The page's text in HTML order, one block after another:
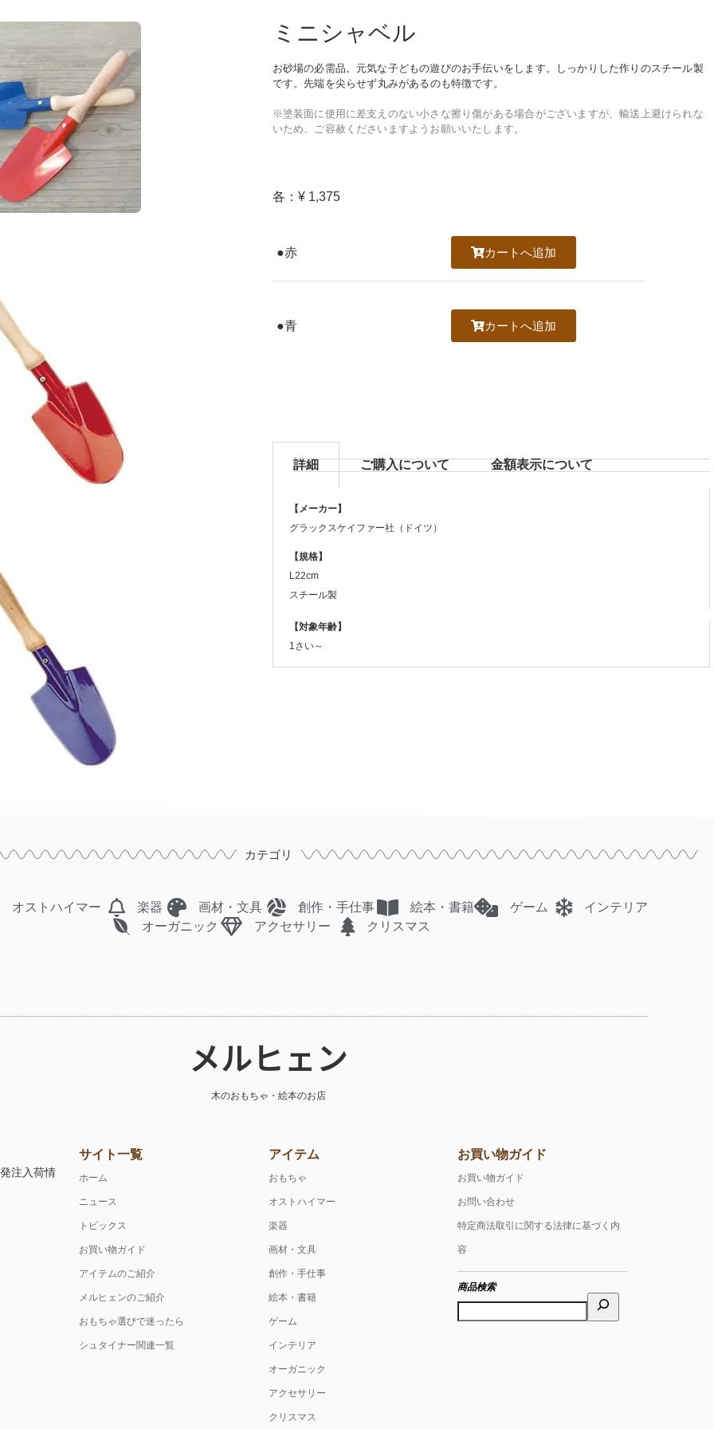
ミニシャベル
お砂場の必需品。元気な子どもの遊びのお手伝いをします。
しっかりした作りのスチール製
です。先端を尖らせず丸みがあるのも特徴です。
※塗装面に使用に差支えのない小さな擦り傷がある場合がございますが、輸送上避けられな
いため、ご容赦くださいますようお願いいたします。
各：¥ 1,375
●赤 カートへ追加
●青 カートへ追加
詳細 ご購入について ⾦額表⽰について
【メーカー】
グラックスケイファー社（ドイツ）
【規格】
L22cm
スチール製
【対象年齢】
1さい～
カテゴリ
オストハイマー 楽器 画材・文具 創作・手仕事 絵本・書籍 ゲーム
インテリア
オーガニック
アクセサリー クリスマス
メルヒェン
木のおもちゃ・絵本のお店
注入荷情
サイト一覧
ホーム
ニュース
トピックス
お買い物ガイド
アイテムのご紹介
メルヒェンのご紹介
おもちゃ選びで迷ったら
シュタイナー関連一覧
アイテム
おもちゃ
オストハイマー
楽器
画材・文具
創作・手仕事
絵本・書籍
ゲーム
インテリア
オーガニック
アクセサリー
クリスマス
お買い物ガイド
お買い物ガイド
お問い合わせ
特定商法取引に関する法律に基づく内
容
商品検索